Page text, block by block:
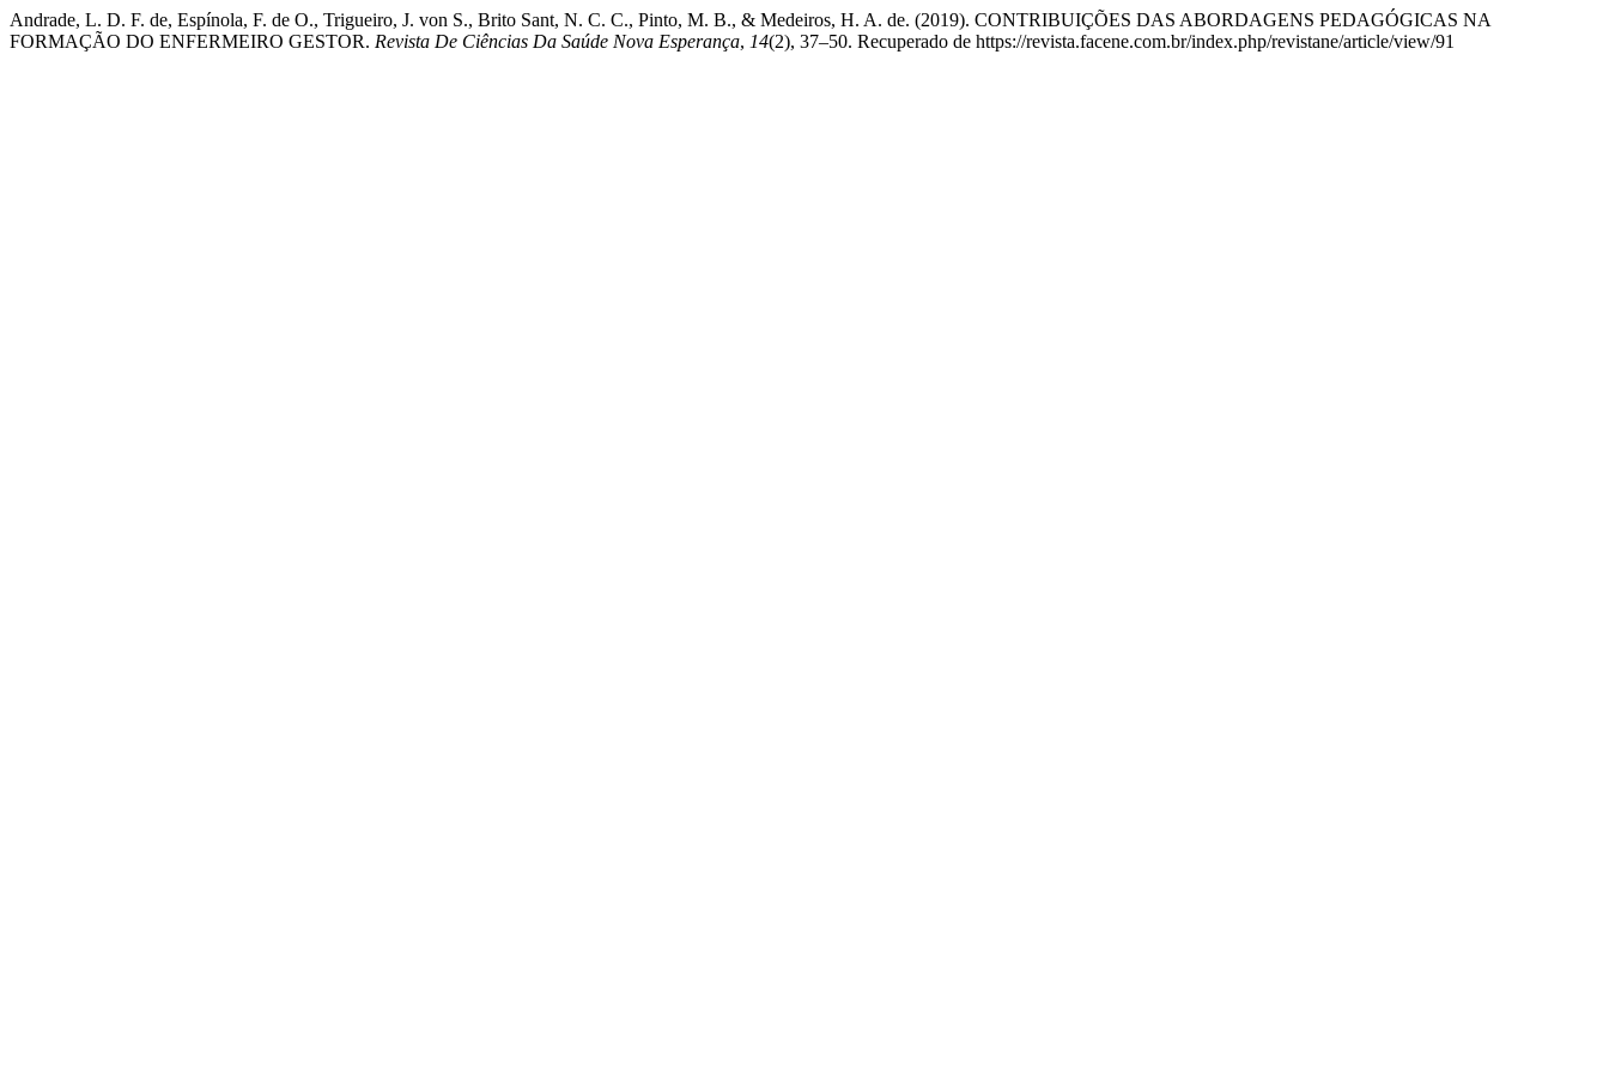
Andrade, L. D. F. de, Espínola, F. de O., Trigueiro, J. von S., Brito Sant, N. C. C., Pinto, M. B., & Medeiros, H. A. de. (2019). CONTRIBUIÇÕES DAS ABORDAGENS PEDAGÓGICAS NA
FORMAÇÃO DO ENFERMEIRO GESTOR. Revista De Ciências Da Saúde Nova Esperança, 14(2), 37–50. Recuperado de https://revista.facene.com.br/index.php/revistane/article/view/91